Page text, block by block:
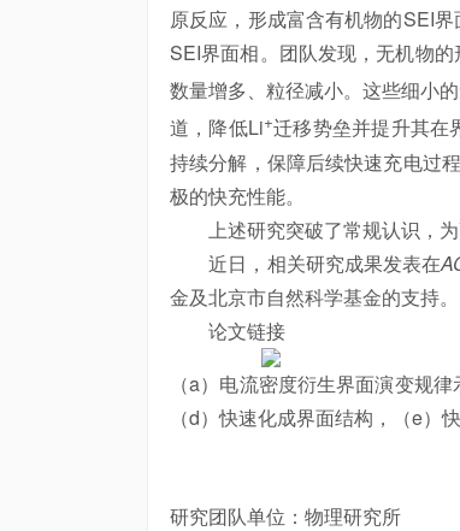
原反应，形成富含有机物的SEI
SEI界面相。团队发现，无机物
数量增多、粒径减小。这些细小
道，降低Li+迁移势垒并提升其在
持续分解，保障后续快速充电过
极的快充性能。
上述研究突破了常规认识，为
近日，相关研究成果发表在
金及北京市自然科学基金的支持。
论文链接
（a）电流密度衍生界面演变规
（d）快速化成界面结构，（e）
研究团队单位：物理研究所